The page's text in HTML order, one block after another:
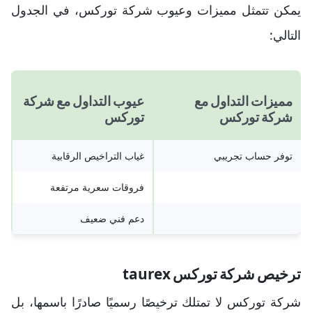
يمكن تتمثل مميزات وعيوب شركة توركس، في الجدول
التالي:
مميزات التداول مع
شركة توركس
عيوب التداول مع شركة
توركس
توفر حساب تجريبي غياب التراخيص الرقابية
فروقات سعرية مرتفعة
دعم فني ضعيف
ترخيص شركة توركس taurex
شركة توركس لا تمتلك ترخيصًا رسميًا صادرًا باسمها، بل